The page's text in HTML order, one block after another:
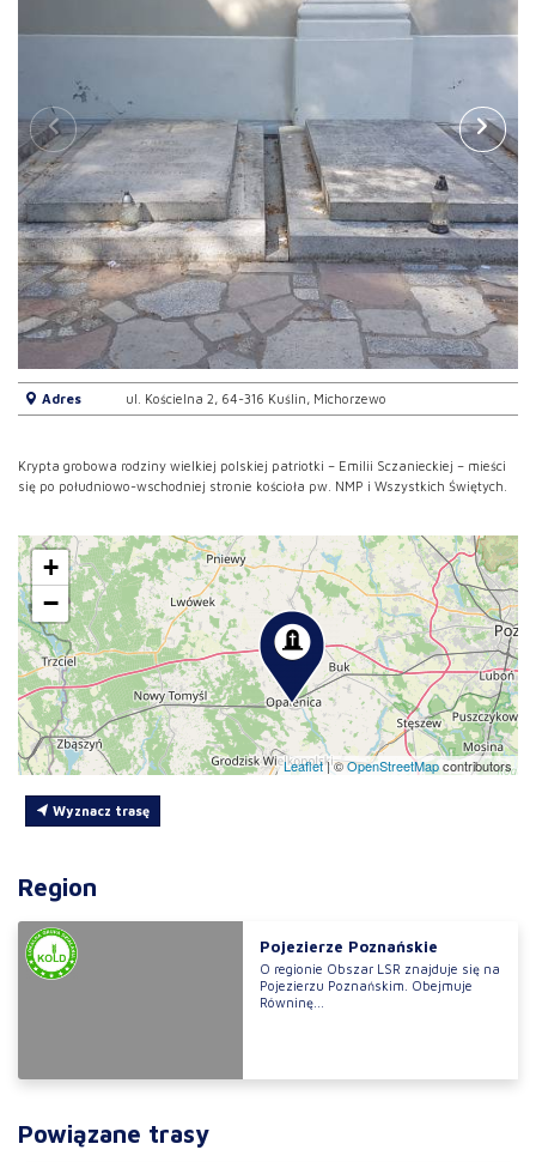
Adres ul. Kościelna 2, 64-316 Kuślin, Michorzewo
Krypta grobowa rodziny wielkiej polskiej patriotki – Emilii Sczanieckiej – mieści
się po południowo-wschodniej stronie kościoła pw. NMP i Wszystkich Świętych.
+
−
Leaflet|©OpenStreetMapcontributors
Wyznacz trasę
Region
Pojezierze Poznańskie
O regionie Obszar LSR znajduje się na
Pojezierzu Poznańskim. Obejmuje
Równinę...
Powiązane trasy